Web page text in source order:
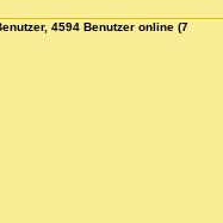
4594 Benutzer online (7